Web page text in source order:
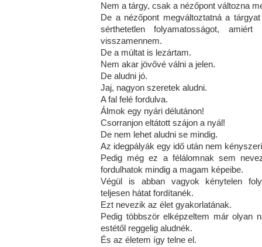
Nem a tárgy, csak a nézőpont változna
De a nézőpont megváltoztatná a
sérthetetlen folyamatosságot,
visszamennem.
De a múltat is lezártam.
Nem akar jövővé válni a jelen.
De aludni jó.
Jaj, nagyon szeretek aludni.
A fal felé fordulva.
Álmok egy nyári délutánon!
Csorranjon eltátott szájon a nyál!
De nem lehet aludni se mindig.
Az idegpályák egy idő után nem
Pedig még ez a félálomnak sem
fordulhatok mindig a magam képeibe.
Végül is abban vagyok kénytelen
teljesen hátat fordítanék.
Ezt nevezik az élet gyakorlatának.
Pedig többször elképzeltem már olyan
estétől reggelig aludnék.
És az életem így telne el.